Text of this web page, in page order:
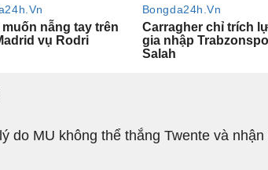
do MU không thể thắng Twente và nhận